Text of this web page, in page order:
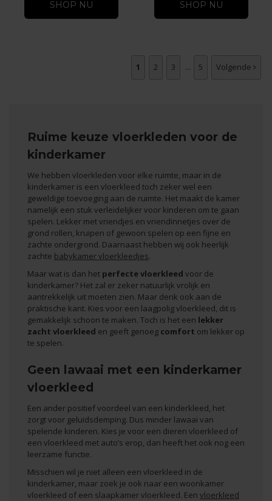
SHOP NU SHOP NU
1 2 3 ... 5 Volgende
Ruime keuze vloerkleden voor de
kinderkamer
We hebben vloerkleden voor elke ruimte, maar in de
kinderkamer is een vloerkleed toch zeker wel een
geweldige toevoeging aan de ruimte. Het maakt de kamer
namelijk een stuk verleidelijker voor kinderen om te gaan
spelen. Lekker met vriendjes en vriendinnetjes over de
grond rollen, kruipen of gewoon spelen op een fijne en
zachte ondergrond. Daarnaast hebben wij ook heerlijk
zachte babykamer vloerkleedjes.
Maar wat is dan het perfecte vloerkleed voor de
kinderkamer? Het zal er zeker natuurlijk vrolijk en
aantrekkelijk uit moeten zien. Maar denk ook aan de
praktische kant. Kies voor een laagpolig vloerkleed, dit is
gemakkelijk schoon te maken. Toch is het een lekker
zacht vloerkleed en geeft genoeg comfort om lekker op
te spelen.
Geen lawaai met een kinderkamer
vloerkleed
Een ander positief voordeel van een kinderkleed, het
zorgt voor geluidsdemping. Dus minder lawaai van
spelende kinderen. Kies je voor een dieren vloerkleed of
een vloerkleed met auto’s erop, dan heeft het ook nog een
leerzame functie.
Misschien wil je niet alleen een vloerkleed in de
kinderkamer, maar zoek je ook naar een woonkamer
vloerkleed of een slaapkamer vloerkleed. Een vloerkleed